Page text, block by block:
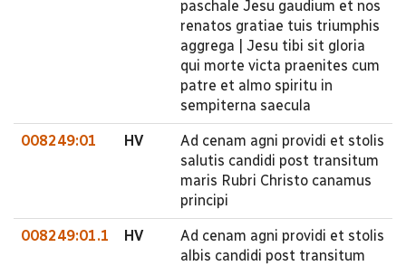
paschale Jesu gaudium et nos
renatos gratiae tuis triumphis
aggrega | Jesu tibi sit gloria
qui morte victa praenites cum
patre et almo spiritu in
sempiterna saecula
008249:01 HV
Ad cenam agni providi et stolis
salutis candidi post transitum
maris Rubri Christo canamus
principi
008249:01.1 HV
Ad cenam agni providi et stolis
albis candidi post transitum